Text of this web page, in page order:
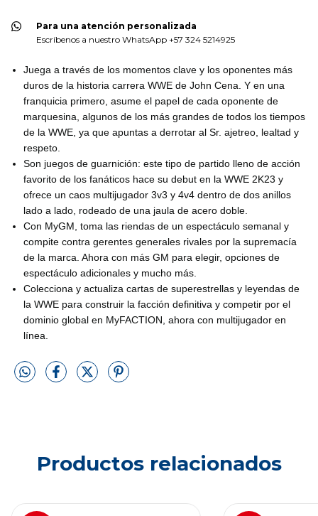
Para una atención personalizada
Escríbenos a nuestro WhatsApp +57 324 5214925
Juega a través de los momentos clave y los oponentes más
duros de la historia carrera WWE de John Cena. Y en una
franquicia primero, asume el papel de cada oponente de
marquesina, algunos de los más grandes de todos los tiempos
de la WWE, ya que apuntas a derrotar al Sr. ajetreo, lealtad y
respeto.
Son juegos de guarnición: este tipo de partido lleno de acción
favorito de los fanáticos hace su debut en la WWE 2K23 y
ofrece un caos multijugador 3v3 y 4v4 dentro de dos anillos
lado a lado, rodeado de una jaula de acero doble.
Con MyGM, toma las riendas de un espectáculo semanal y
compite contra gerentes generales rivales por la supremacía
de la marca. Ahora con más GM para elegir, opciones de
espectáculo adicionales y mucho más.
Colecciona y actualiza cartas de superestrellas y leyendas de
la WWE para construir la facción definitiva y competir por el
dominio global en MyFACTION, ahora con multijugador en
línea.
Productos relacionados